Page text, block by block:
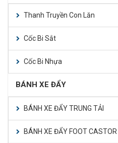
Thanh Truyền Con Lăn
Cốc Bi Sắt
Cốc Bi Nhựa
BÁNH XE ĐẨY
BÁNH XE ĐẨY TRUNG TẢI
BÁNH XE ĐẨY FOOT CASTOR